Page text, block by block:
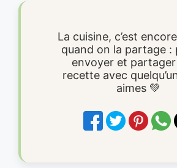
La cuisine, c’est
quand on la partage :
envoyer et
recette avec
aimes 💚